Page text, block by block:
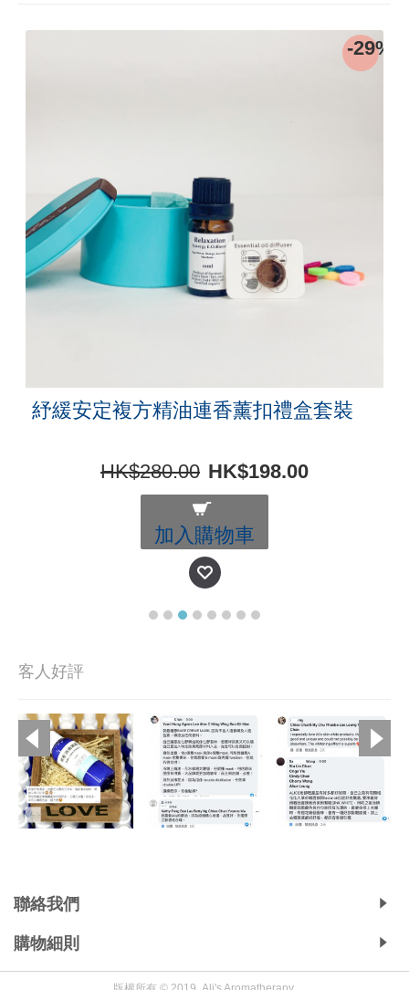
-29%
紓緩安定複方精油連香薰扣禮盒套裝
HK$280.00 HK$198.00
加入購物車
客人好評
聯絡我們
購物細則